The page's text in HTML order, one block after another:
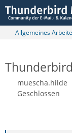
Allgemeines
muescha.hilde
Geschlossen